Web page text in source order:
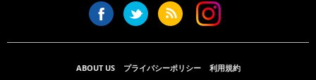
ABOUT US プライバシーポリシー 利用規約